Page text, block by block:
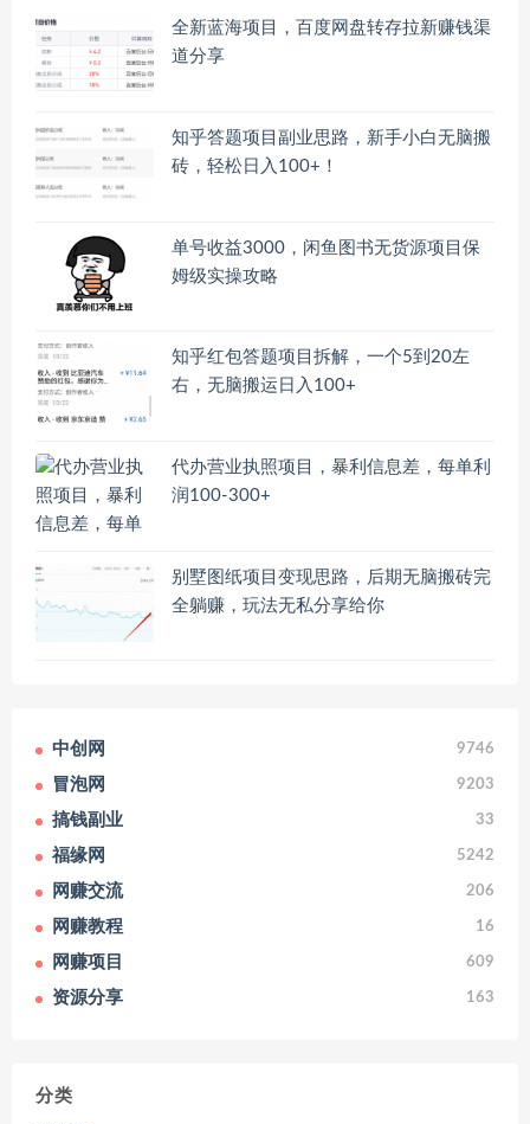
全新蓝海项目，百度网盘转存拉新赚钱渠
道分享
知乎答题项目副业思路，新手小白无脑搬
砖，轻松日入100+！
单号收益3000，闲鱼图书无货源项目保
姆级实操攻略
知乎红包答题项目拆解，一个5到20左
右，无脑搬运日入100+
代办营业执照项目，暴利信息差，每单利
润100-300+
别墅图纸项目变现思路，后期无脑搬砖完
全躺赚，玩法无私分享给你
中创网 9746
冒泡网 9203
搞钱副业 33
福缘网 5242
网赚交流 206
网赚教程 16
网赚项目 609
资源分享 163
分类